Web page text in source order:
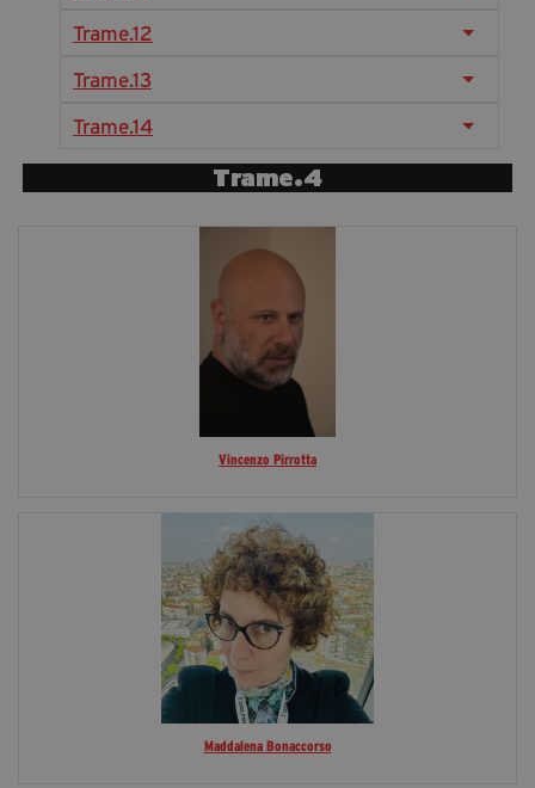
Contatti
segreteria@tramefestival.it
info@tramefestival.itTrame.4
Vincenzo Pirrotta
Maddalena Bonaccorso
Trame.12
Trame.13
Trame.14